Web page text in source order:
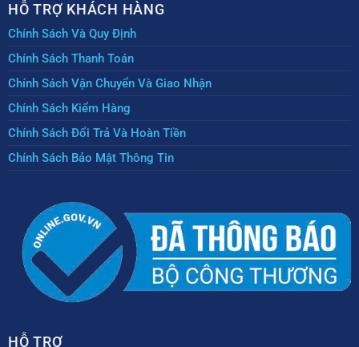
HỖ TRỢ KHÁCH HÀNG
Chính Sách Và Quy Định
Chính Sách Thanh Toán
Chính Sách Vận Chuyển Và Giao Nhận
Chính Sách Kiểm Hàng
Chính Sách Đổi Trả Và Hoàn Tiền
Chính Sách Bảo Mật Thông Tin
HỖ TRỢ